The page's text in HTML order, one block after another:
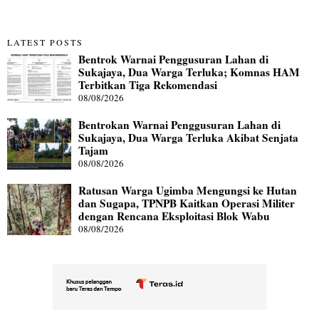
LATEST POSTS
Bentrok Warnai Penggusuran Lahan di
Sukajaya, Dua Warga Terluka; Komnas HAM
Terbitkan Tiga Rekomendasi
08/08/2026
Bentrokan Warnai Penggusuran Lahan di
Sukajaya, Dua Warga Terluka Akibat Senjata
Tajam
08/08/2026
Ratusan Warga Ugimba Mengungsi ke Hutan
dan Sugapa, TPNPB Kaitkan Operasi Militer
dengan Rencana Eksploitasi Blok Wabu
08/08/2026